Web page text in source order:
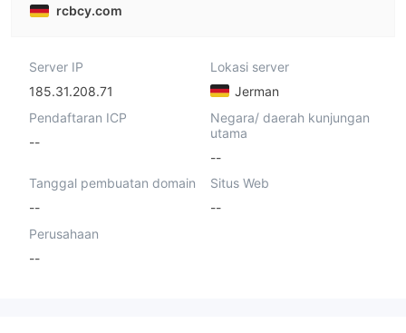
rcbcy.com
Server IP
185.31.208.71
Lokasi server
Jerman
Pendaftaran ICP
--
Negara/ daerah kunjungan
utama
--
Tanggal pembuatan domain
--
Situs Web
--
Perusahaan
--